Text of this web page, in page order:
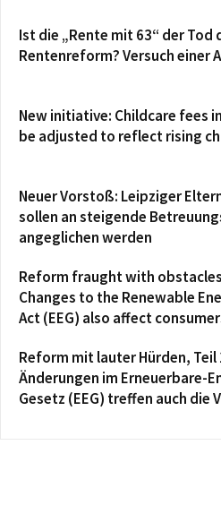
Ist die „Rente mit 63“ der Tod
Rentenreform? Versuch einer
New initiative: Childcare fees
be adjusted to reflect rising
Neuer Vorstoß: Leipziger
sollen an steigende
angeglichen werden
Reform fraught with
Changes to the Renewable
Act (EEG) also affect
Reform mit lauter Hürden, Teil
Änderungen im Erneuerbare-
Gesetz (EEG) treffen auch die